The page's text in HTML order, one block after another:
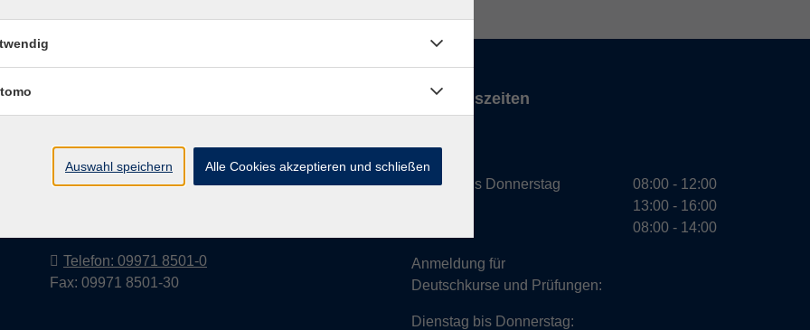
e.V.
Pfarrer-Seidl-Str. 1
93413 Cham
Telefon: 09971 8501-0
Fax: 09971 8501-30
Öffnungszeiten
VHS
Montag bis Donnerstag
Anmeldung für
Deutschkurse und Prüfungen:
Dienstag bis Donnerstag:
08:00 - 12:00
13:00 - 16:00
08:00 - 14:00
Auswahl speichern Alle Cookies akzeptieren und schließen